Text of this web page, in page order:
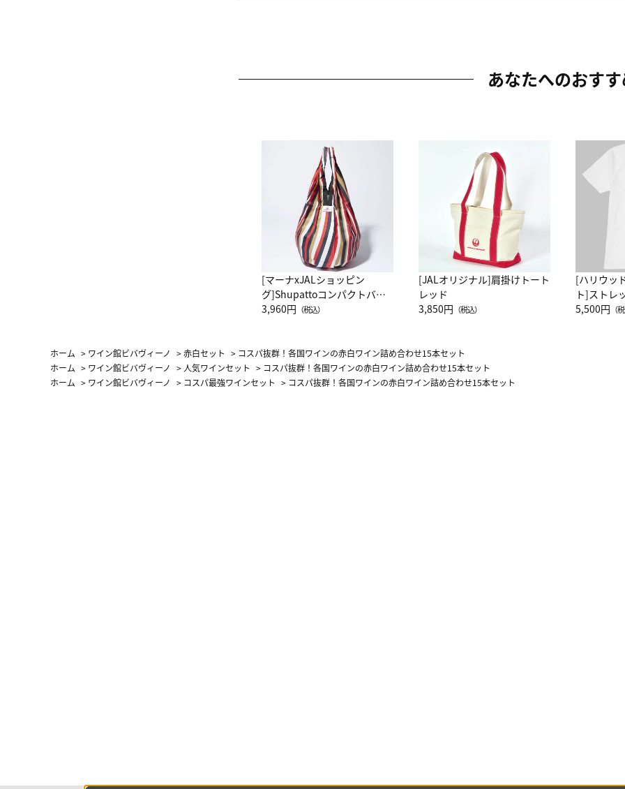
あなたへのおす
[マーナxJALショッピン
グ]Shupattoコンパクトバッ
グ Drop JAL客室乗務員
3,960円 （税込）
[JALオリジナル]肩掛けトート
レッド
3,850円 （税込）
[ハリウッ
ト]ストレ
ーネック
5,500円 （
ホーム > ワイン館ビバヴィーノ >赤白セット > コスパ抜群！各国ワインの赤白ワイン詰め合わせ15本セット
ホーム > ワイン館ビバヴィーノ > 人気ワインセット > コスパ抜群！各国ワインの赤白ワイン詰め合わせ15本セット
ホーム > ワイン館ビバヴィーノ > コスパ最強ワインセット > コスパ抜群！各国ワインの赤白ワイン詰め合わせ15本セット